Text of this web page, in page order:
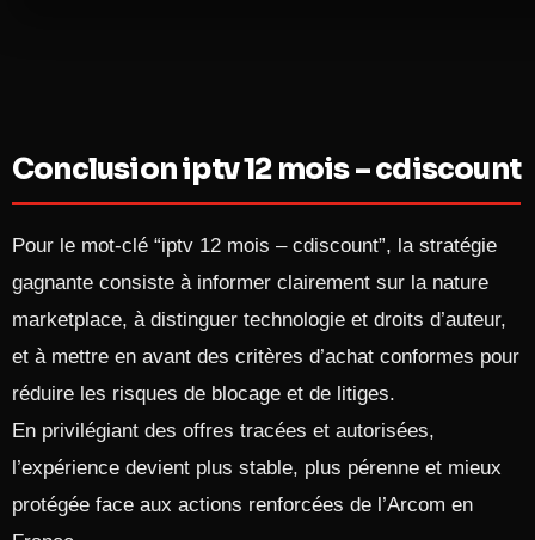
Conclusion iptv 12 mois – cdiscount
Pour le mot‑clé “iptv 12 mois – cdiscount”, la stratégie
gagnante consiste à informer clairement sur la nature
marketplace, à distinguer technologie et droits d’auteur,
et à mettre en avant des critères d’achat conformes pour
réduire les risques de blocage et de litiges.
En privilégiant des offres tracées et autorisées,
l’expérience devient plus stable, plus pérenne et mieux
protégée face aux actions renforcées de l’Arcom en